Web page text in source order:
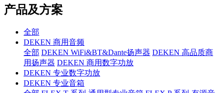
产品及方案
全部
DEKEN 商用音频
全部 DEKEN WiFi&BT&Dante扬声器 DEKEN 高品质商
用扬声器 DEKEN 商用数字功放
DEKEN 专业数字功放
DEKEN 专业音箱